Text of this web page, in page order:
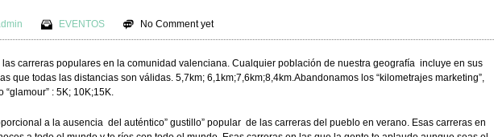
EVENTOS No Comment yet
carreras populares en la comunidad valenciana. Cualquier población de nuestra geografía incluye en sus
que todas las distancias son válidas. 5,7km; 6,1km;7,6km;8,4km.Abandonamos los “kilometrajes marketing”,
: 5K; 10K;15K.
a la ausencia del auténtico” gustillo” popular de las carreras del pueblo en verano. Esas carreras en